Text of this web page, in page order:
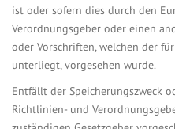
ist oder sofern dies durch den
Verordnungsgeber oder einen
oder Vorschriften, welchen der
unterliegt, vorgesehen wurde.
Entfällt der Speicherungszweck
Richtlinien- und